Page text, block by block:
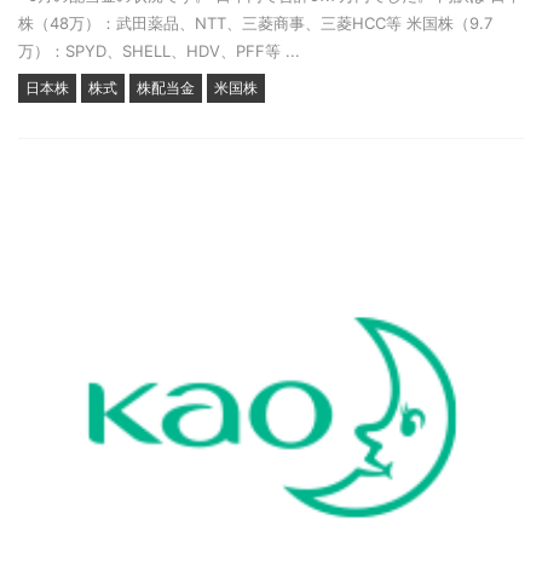
株（48万）：武田薬品、NTT、三菱商事、三菱HCC等 米国株（9.7
万）：SPYD、SHELL、HDV、PFF等 ...
日本株 株式 株配当金 米国株